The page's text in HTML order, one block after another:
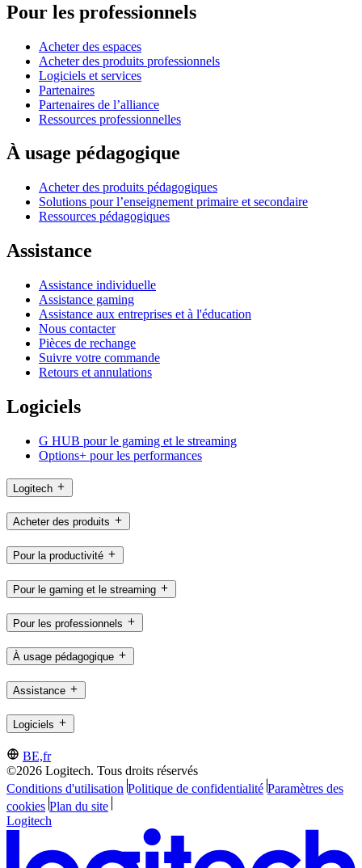
Pour les professionnels
Acheter des espaces
Acheter des produits professionnels
Logiciels et services
Partenaires
Partenaires de l’alliance
Ressources professionnelles
À usage pédagogique
Acheter des produits pédagogiques
Solutions pour l’enseignement primaire et secondaire
Ressources pédagogiques
Assistance
Assistance individuelle
Assistance gaming
Assistance aux entreprises et à l'éducation
Nous contacter
Pièces de rechange
Suivre votre commande
Retours et annulations
Logiciels
G HUB pour le gaming et le streaming
Options+ pour les performances
Logitech
Acheter des produits
Pour la productivité
Pour le gaming et le streaming
Pour les professionnels
À usage pédagogique
Assistance
Logiciels
BE,fr
©2026 Logitech. Tous droits réservés
Conditions d'utilisation Politique de confidentialité Paramètres des
cookies Plan du site
Logitech